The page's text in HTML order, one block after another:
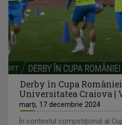
Derby în Cupa României:
Universitatea Craiova |
marţi, 17 decembrie 2024
În contextul competițional al